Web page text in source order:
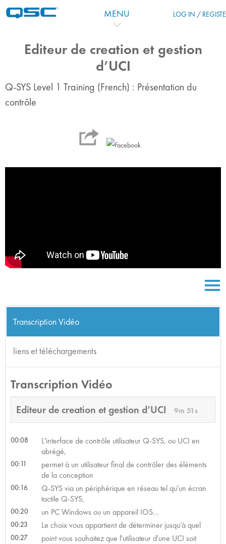
MENU LOG IN /
Editeur de creation et gestion
d’UCI
Q-SYS Level 1 Training (French) : Présentation du
contrôle
Transcription Vidéo
liens et téléchargements
Transcription Vidéo
Editeur de creation et gestion d’UCI 9m 51s
00:08
L'interface de contrôle utilisateur Q-SYS, ou UCI en
abrégé,
00:11
permet à un utilisateur final de contrôler des éléments
de la conception
00:16
Q-SYS via un périphérique en réseau tel qu'un écran
tactile Q-SYS,
00:20 un PC Windows ou un appareil IOS...
00:23 Le choix vous appartient de déterminer jusqu’à quel
00:27 point vous souhaitez que l'utilisateur d'une UCI soit